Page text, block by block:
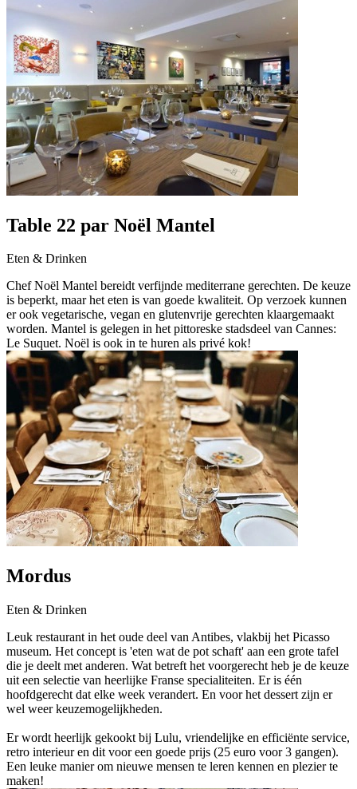
Table 22 par Noël Mantel
Eten & Drinken
Chef Noël Mantel bereidt verfijnde mediterrane gerechten. De keuze
is beperkt, maar het eten is van goede kwaliteit. Op verzoek kunnen
er ook vegetarische, vegan en glutenvrije gerechten klaargemaakt
worden. Mantel is gelegen in het pittoreske stadsdeel van Cannes:
Le Suquet. Noël is ook in te huren als privé kok!
Mordus
Eten & Drinken
Leuk restaurant in het oude deel van Antibes, vlakbij het Picasso
museum. Het concept is 'eten wat de pot schaft' aan een grote tafel
die je deelt met anderen. Wat betreft het voorgerecht heb je de keuze
uit een selectie van heerlijke Franse specialiteiten. Er is één
hoofdgerecht dat elke week verandert. En voor het dessert zijn er
wel weer keuzemogelijkheden.
Er wordt heerlijk gekookt bij Lulu, vriendelijke en efficiënte service,
retro interieur en dit voor een goede prijs (25 euro voor 3 gangen).
Een leuke manier om nieuwe mensen te leren kennen en plezier te
maken!